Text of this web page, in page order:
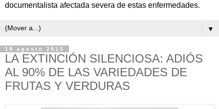
documentalista afectada severa de estas enfermedades.
▼
19 agosto 2013
LA EXTINCIÓN SILENCIOSA: ADIÓS
AL 90% DE LAS VARIEDADES DE
FRUTAS Y VERDURAS